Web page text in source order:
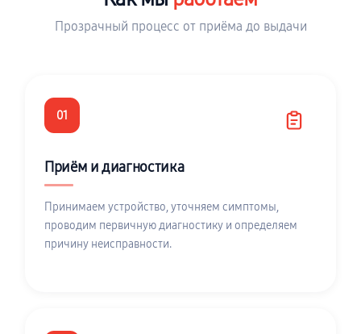
Прозрачный процесс от приёма до выдачи
01
Приём и диагностика
Принимаем устройство, уточняем симптомы,
проводим первичную диагностику и определяем
причину неисправности.